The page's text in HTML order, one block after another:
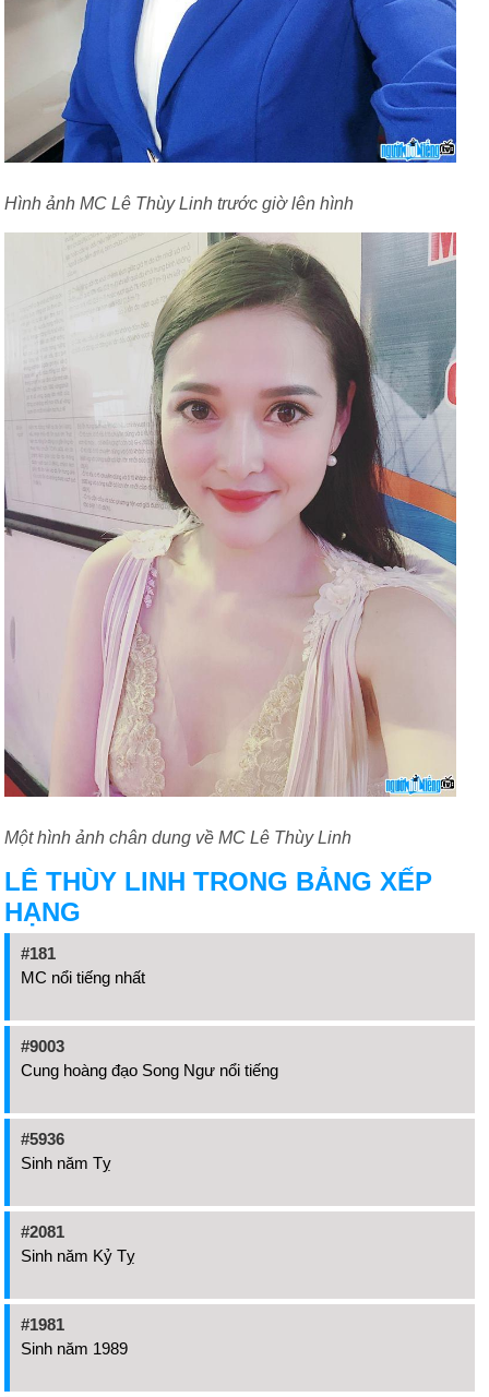
Hình ảnh MC Lê Thùy Linh trước giờ lên hình
Một hình ảnh chân dung về MC Lê Thùy Linh
LÊ THÙY LINH TRONG BẢNG XẾP
HẠNG
#181
MC nổi tiếng nhất
#9003
Cung hoàng đạo Song Ngư nổi tiếng
#5936
Sinh năm Tỵ
#2081
Sinh năm Kỷ Tỵ
#1981
Sinh năm 1989